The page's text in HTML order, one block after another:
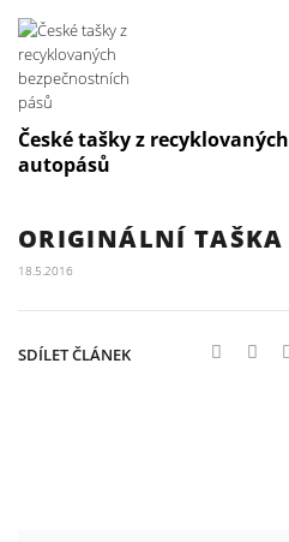
České tašky z recyklovaných
autopásů
ORIGINÁLNÍ TAŠKA
18.5.2016
SDÍLET ČLÁNEK